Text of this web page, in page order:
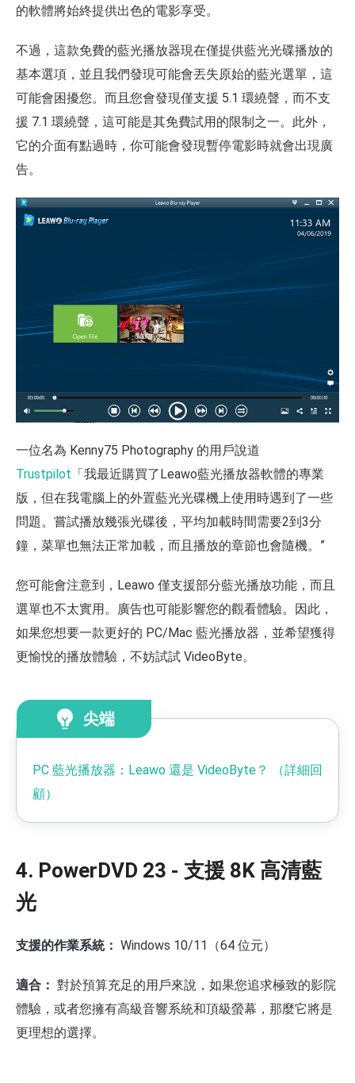
的軟體將始終提供出色的電影享受。
不過，這款免費的藍光播放器現在僅提供藍光光碟播放的
基本選項，並且我們發現可能會丟失原始的藍光選單，這
可能會困擾您。而且您會發現僅支援 5.1 環繞聲，而不支
援 7.1 環繞聲，這可能是其免費試用的限制之一。此外，
它的介面有點過時，你可能會發現暫停電影時就會出現廣
告。
一位名為 Kenny75 Photography 的用戶說道
Trustpilot 「我最近購買了Leawo藍光播放器軟體的專業
版，但在我電腦上的外置藍光光碟機上使用時遇到了一些
問題。嘗試播放幾張光碟後，平均加載時間需要2到3分
鐘，菜單也無法正常加載，而且播放的章節也會隨機。”
您可能會注意到，Leawo 僅支援部分藍光播放功能，而且
選單也不太實用。廣告也可能影響您的觀看體驗。因此，
如果您想要一款更好的 PC/Mac 藍光播放器，並希望獲得
更愉悅的播放體驗，不妨試試 VideoByte。
尖端
PC 藍光播放器：Leawo 還是 VideoByte？ （詳細回
顧）
4. PowerDVD 23 - 支援 8K 高清藍
光
支援的作業系統： Windows 10/11（64 位元）
適合： 對於預算充足的用戶來說，如果您追求極致的影院
體驗，或者您擁有高級音響系統和頂級螢幕，那麼它將是
更理想的選擇。